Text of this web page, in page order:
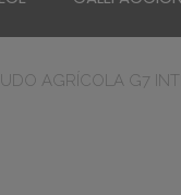
AGRÍCOLA G7